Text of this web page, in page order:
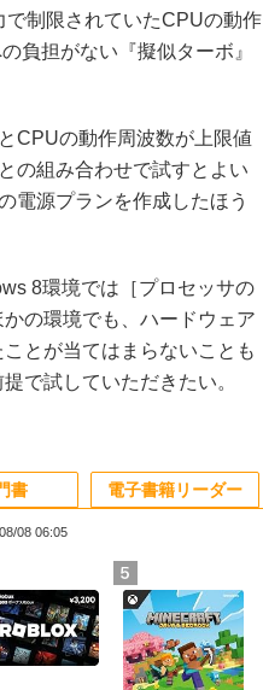
で制限されていたCPUの動作
負担がない『擬似ターボ』
CPUの動作周波数が上限値
の組み合わせで試すとよい
電源プランを作成したほう
8環境では［プロセッサの
の環境でも、ハードウェア
とが当てはまらないことも
で試していただきたい。
08 06:05
書 電子書籍リーダー